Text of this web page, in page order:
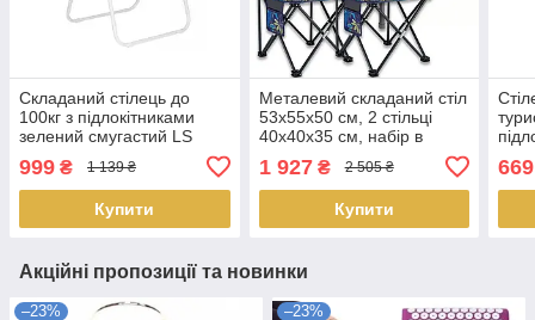
Складаний стілець до
100кг з підлокітниками
зелений смугастий LS
999 ₴ 1 139 ₴
Купити
Металевий складаний стіл
53х55х50 см, 2 стільці
40х40х35 см, набір в
1 927₴ 2 505 ₴
Купити
669
Акційні пропозиції та новинки
–23% –23%